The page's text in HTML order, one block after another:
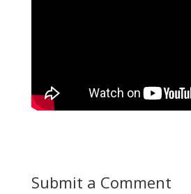
Submit a Comment